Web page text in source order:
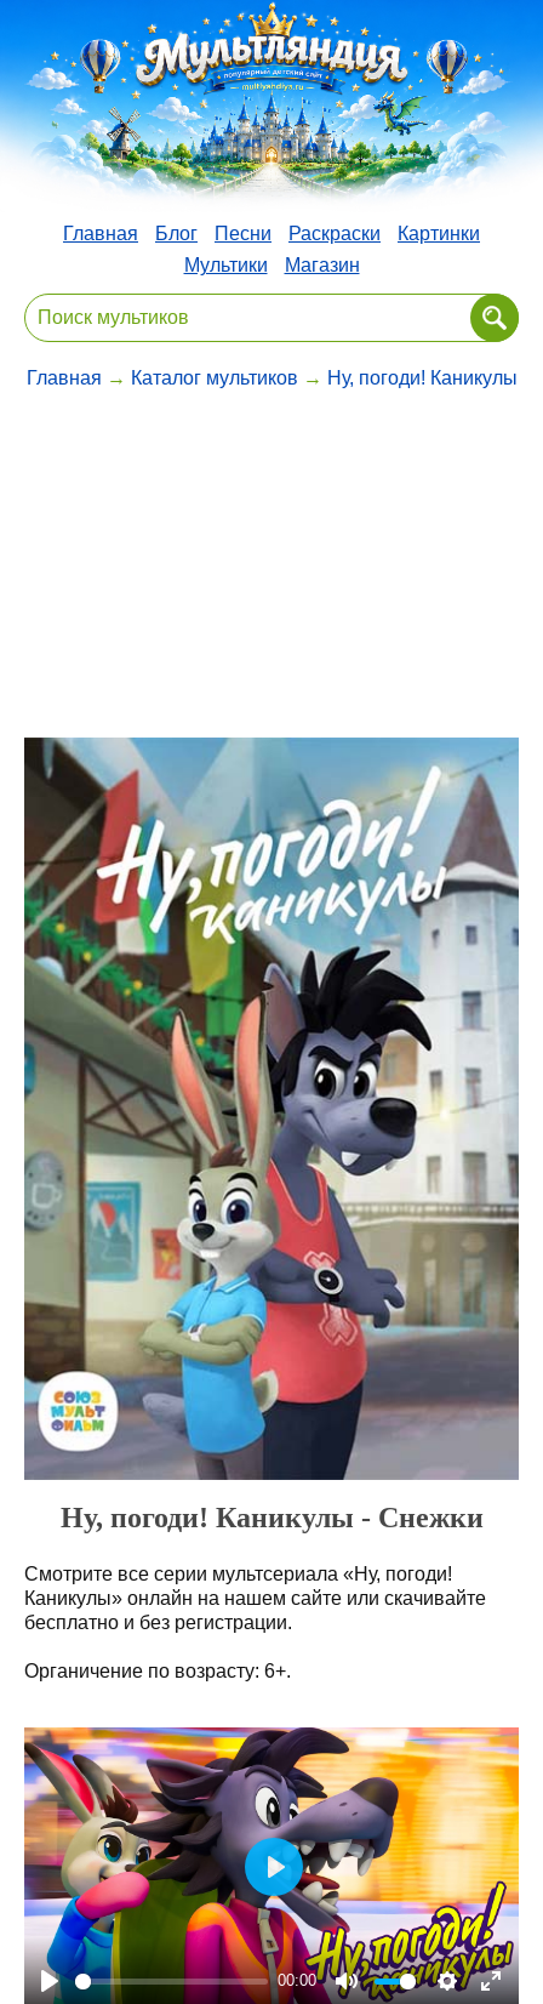
Главная Блог Песни Раскраски
Картинки
Мультики
Магазин
Главная → Каталог мультиков → Ну, погоди! Каникулы
Ну, погоди! Каникулы - Снежки
Смотрите все серии мультсериала «Ну, погоди!
Каникулы» онлайн на нашем сайте или скачивайте
бесплатно и без регистрации.
Органичение по возрасту: 6+.
00:00
Play